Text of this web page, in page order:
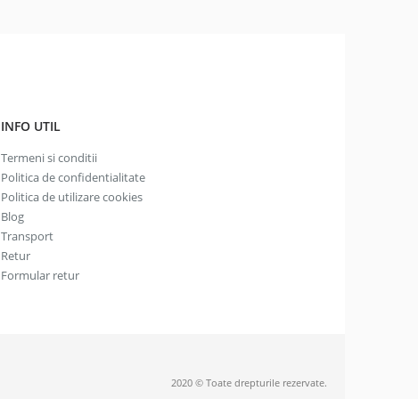
INFO UTIL
Termeni si conditii
Politica de confidentialitate
Politica de utilizare cookies
Blog
Transport
Retur
Formular retur
2020 © Toate drepturile rezervate.